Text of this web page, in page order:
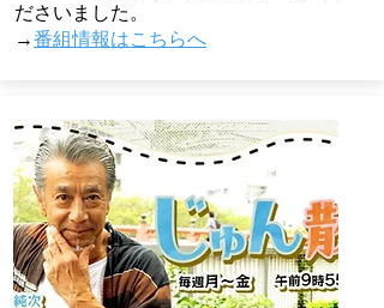
ださいました。
→番組情報はこちらへ